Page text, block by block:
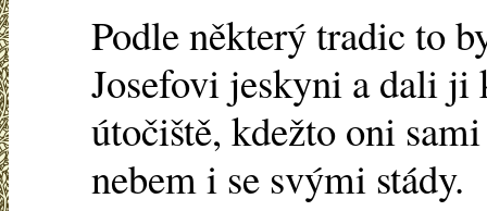
Podle některý tradic to
Josefovi jeskyni a dali ji
útočiště, kdežto oni
nebem i se svými stády.